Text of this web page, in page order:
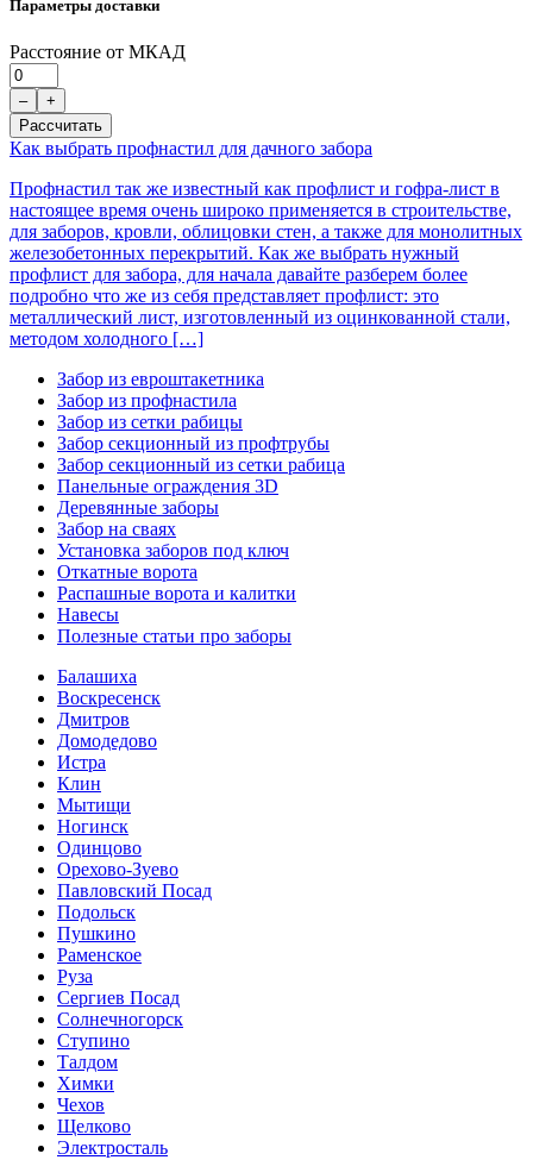
Параметры доставки
Расстояние от МКАД
–
+
Рассчитать
Как выбрать профнастил для дачного забора
Профнастил так же известный как профлист и гофра-лист в
настоящее время очень широко применяется в строительстве,
для заборов, кровли, облицовки стен, а также для монолитных
железобетонных перекрытий. Как же выбрать нужный
профлист для забора, для начала давайте разберем более
подробно что же из себя представляет профлист: это
металлический лист, изготовленный из оцинкованной стали,
методом холодного […]
Забор из евроштакетника
Забор из профнастила
Забор из сетки рабицы
Забор секционный из профтрубы
Забор секционный из сетки рабица
Панельные ограждения 3D
Деревянные заборы
Забор на сваях
Установка заборов под ключ
Откатные ворота
Распашные ворота и калитки
Навесы
Полезные статьи про заборы
Балашиха
Воскресенск
Дмитров
Домодедово
Истра
Клин
Мытищи
Ногинск
Одинцово
Орехово-Зуево
Павловский Посад
Подольск
Пушкино
Раменское
Руза
Сергиев Посад
Солнечногорск
Ступино
Талдом
Химки
Чехов
Щелково
Электросталь